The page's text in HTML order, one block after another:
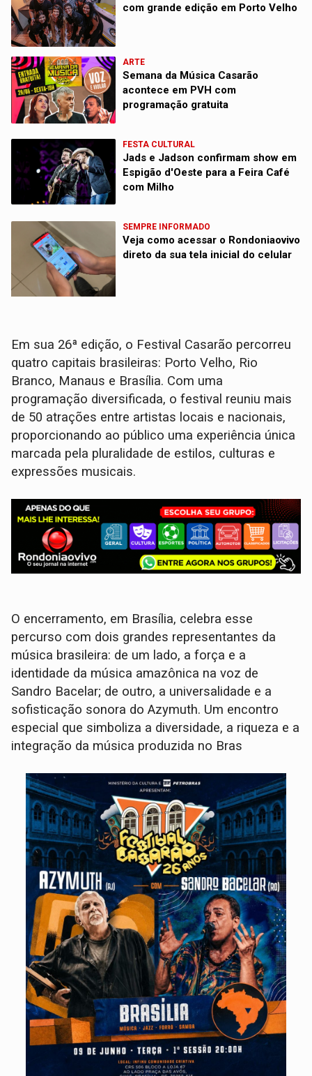
com grande edição em Porto Velho
ARTE
Semana da Música Casarão
acontece em PVH com
programação gratuita
FESTA CULTURAL
Jads e Jadson confirmam show em
Espigão d'Oeste para a Feira Café
com Milho
SEMPRE INFORMADO
Veja como acessar o Rondoniaovivo
direto da sua tela inicial do celular
Em sua 26ª edição, o Festival Casarão percorreu
quatro capitais brasileiras: Porto Velho, Rio
Branco, Manaus e Brasília. Com uma
programação diversificada, o festival reuniu mais
de 50 atrações entre artistas locais e nacionais,
proporcionando ao público uma experiência única
marcada pela pluralidade de estilos, culturas e
expressões musicais.
O encerramento, em Brasília, celebra esse
percurso com dois grandes representantes da
música brasileira: de um lado, a força e a
identidade da música amazônica na voz de
Sandro Bacelar; de outro, a universalidade e a
sofisticação sonora do Azymuth. Um encontro
especial que simboliza a diversidade, a riqueza e a
integração da música produzida no Bras